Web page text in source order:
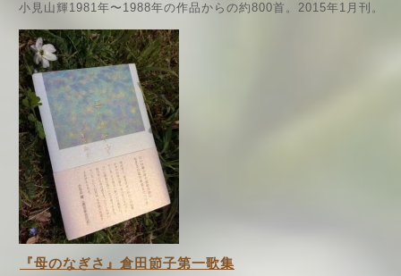
小見山輝1981年〜1988年の作品からの約800首。2015年1月刊。
『母のなぎさ』倉田節子第一歌集